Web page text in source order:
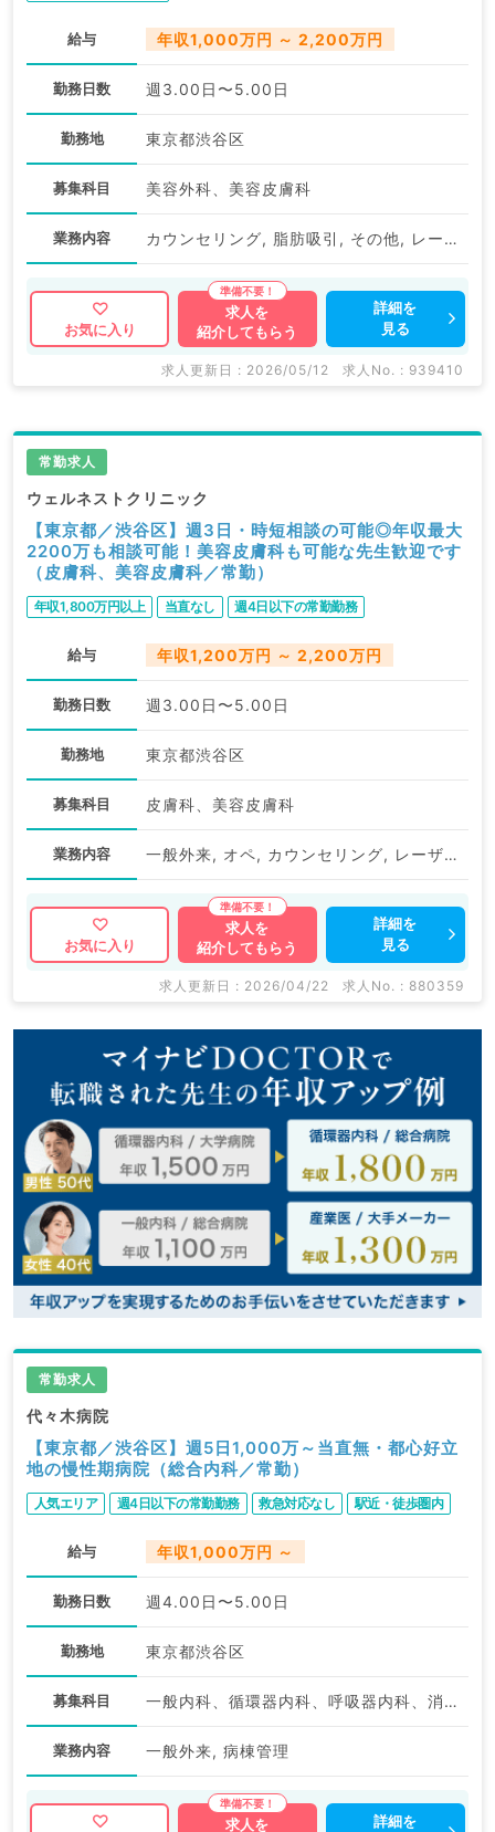
給与 年収1,000万円 ～ 2,200万円
勤務日数 週3.00日〜5.00日
勤務地 東京都渋谷区
募集科目 美容外科、美容皮膚科
業務内容 カウンセリング, 脂肪吸引, その他, レーザー治療, 注入
お気に入り
求人を
紹介してもらう
詳細を
見る
求人更新日 : 2026/05/12 求人No. : 939410
常勤求人
ウェルネストクリニック
【東京都／渋谷区】週3日・時短相談の可能◎年収最大
2200万も相談可能！美容皮膚科も可能な先生歓迎です
（皮膚科、美容皮膚科／常勤）
年収1,800万円以上 当直なし 週4日以下の常勤勤務
給与 年収1,200万円 ～ 2,200万円
勤務日数 週3.00日〜5.00日
勤務地 東京都渋谷区
募集科目 皮膚科、美容皮膚科
業務内容 一般外来, オペ, カウンセリング, レーザー治療, 注入
お気に入り
求人を
紹介してもらう
詳細を
見る
求人更新日 : 2026/04/22 求人No. : 880359
常勤求人
代々木病院
【東京都／渋谷区】週5日1,000万～当直無・都心好立
地の慢性期病院（総合内科／常勤）
人気エリア 週4日以下の常勤勤務 救急対応なし 駅近・徒歩圏内
給与 年収1,000万円 ～
勤務日数 週4.00日〜5.00日
勤務地 東京都渋谷区
募集科目 一般内科、循環器内科、呼吸器内科、消化器内科、内分泌・代謝内科
業務内容 一般外来, 病棟管理
求人を 詳細を